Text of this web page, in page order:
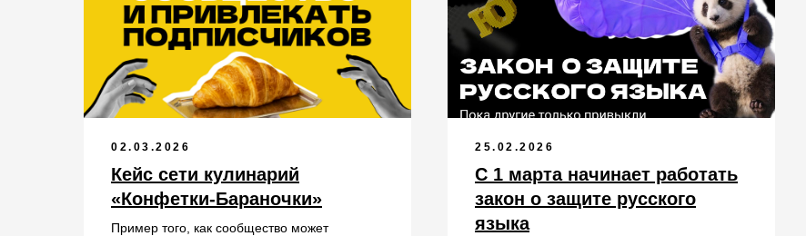
02.03.2026
Кейс сети кулинарий
«Конфетки-Бараночки»
Пример того, как сообщество может
25.02.2026
С 1 марта начинает работать
закон о защите русского
языка